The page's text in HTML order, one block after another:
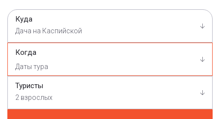
Куда
Дача на Каспийской
Когда
Туристы
2 взрослых